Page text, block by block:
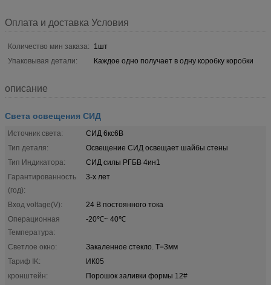
Оплата и доставка Условия
Количество мин заказа:
1шт
Упаковывая детали:
Каждое одно получает в одну коробку коробки
описание
Света освещения СИД
Источник света:
СИД 6кс6В
Тип деталя:
Освещение СИД освещает шайбы стены
Тип Индикатора:
СИД силы РГБВ 4ин1
Гарантированность
(год):
3-х лет
Вход voltage(V):
24 В постоянного тока
Операционная
Температура:
-20℃~ 40℃
Светлое окно:
Закаленное стекло. Т=3мм
Тариф IK:
ИК05
кронштейн:
Порошок заливки формы 12#